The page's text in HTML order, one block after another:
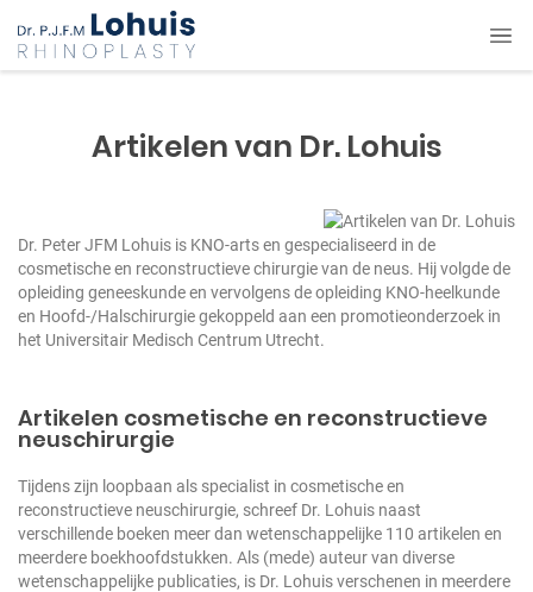
Artikelen van Dr. Lohuis
Dr. Peter JFM Lohuis is KNO-arts en gespecialiseerd in de
cosmetische en reconstructieve chirurgie van de neus. Hij volgde de
opleiding geneeskunde en vervolgens de opleiding KNO-heelkunde
en Hoofd-/Halschirurgie gekoppeld aan een promotieonderzoek in
het Universitair Medisch Centrum Utrecht.
Artikelen cosmetische en reconstructieve
neuschirurgie
Tijdens zijn loopbaan als specialist in cosmetische en
reconstructieve neuschirurgie, schreef Dr. Lohuis naast
verschillende boeken meer dan wetenschappelijke 110 artikelen en
meerdere boekhoofdstukken. Als (mede) auteur van diverse
wetenschappelijke publicaties, is Dr. Lohuis verschenen in meerdere